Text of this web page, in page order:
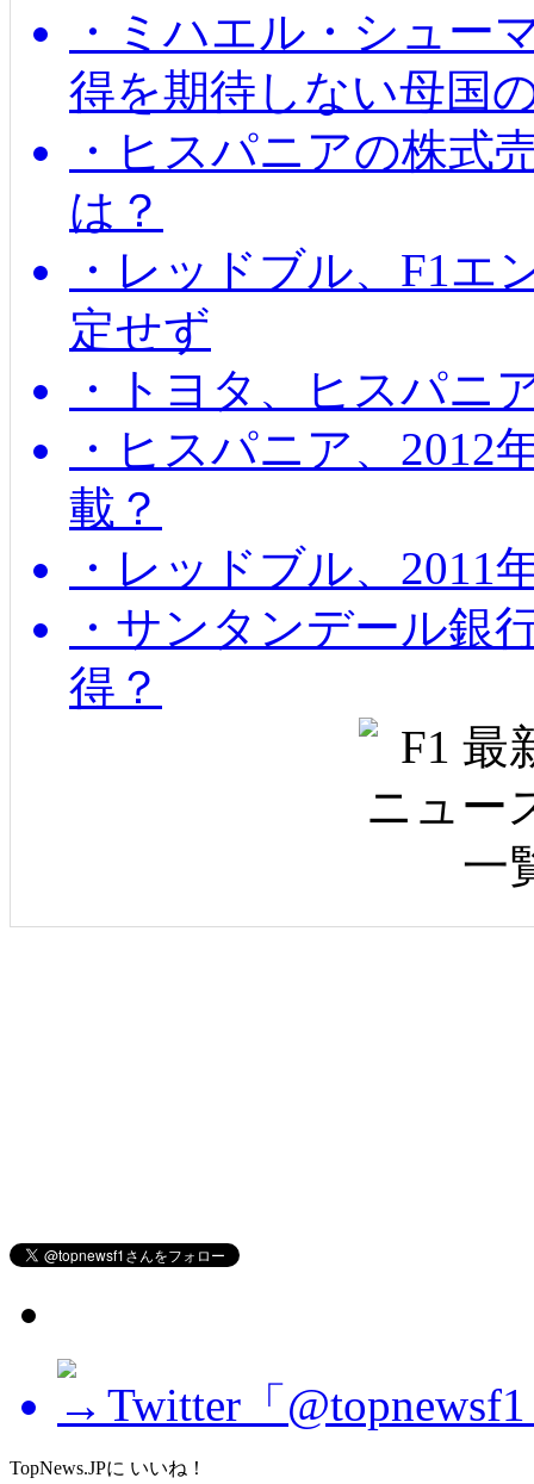
・ミハエル・シュー
得を期待しない母国
・ヒスパニアの株式
は？
・レッドブル、F1エ
定せず
・トヨタ、ヒスパニ
・ヒスパニア、2012
載？
・レッドブル、2011
・サンタンデール銀
得？
Twitter「
TopNews.JPに いいね！